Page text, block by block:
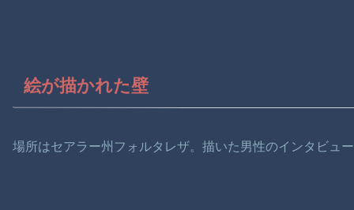
絵が描かれた壁
場所はセアラー州フォルタレザ。描いた男性のインタビュ